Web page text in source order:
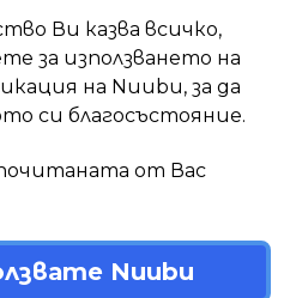
Ви казва всичко,
за използването на
на Nuubu, за да
си благосъстояние.
от Вас
Nuubu